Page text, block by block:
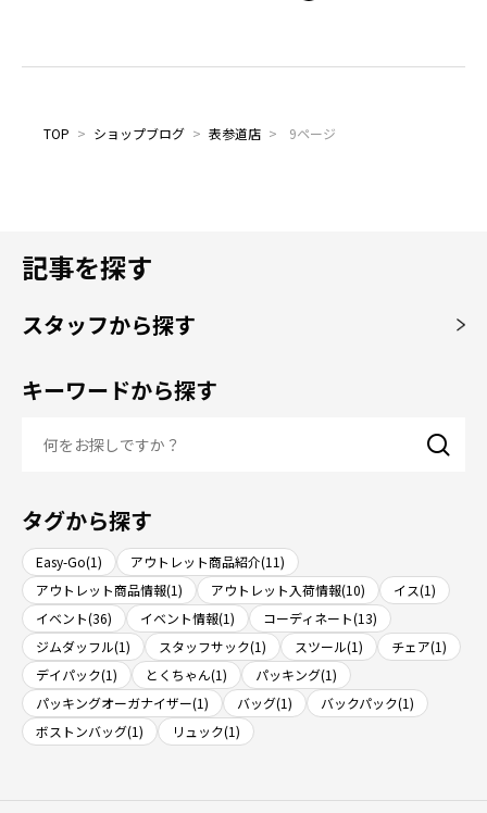
TOP > ショップブログ > 表参道店 > 9ページ
記事を探す
スタッフから探す
キーワードから探す
タグから探す
Easy-Go(1)
アウトレット商品紹介(11)
アウトレット商品情報(1)
アウトレット入荷情報(10)
イス(1)
イベント(36)
イベント情報(1)
コーディネート(13)
ジムダッフル(1)
スタッフサック(1) スツール(1)
チェア(1)
デイパック(1)
とくちゃん(1)
パッキング(1)
パッキングオーガナイザー(1)
バッグ(1)
バックパック(1)
ボストンバッグ(1)
リュック(1)